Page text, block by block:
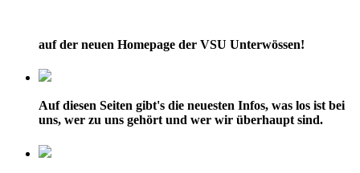
auf der neuen Homepage der VSU Unterwössen!
Auf diesen Seiten gibt's die neuesten Infos, was los ist bei
uns, wer zu uns gehört und wer wir überhaupt sind.